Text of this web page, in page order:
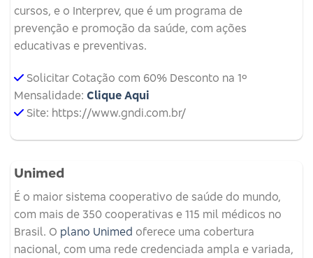
cursos, e o Interprev, que é um programa de
prevenção e promoção da saúde, com ações
educativas e preventivas.
Solicitar Cotação com 60% Desconto na 1º
Mensalidade: Clique Aqui
Site: https://www.gndi.com.br/
Unimed
É o maior sistema cooperativo de saúde do mundo,
com mais de 350 cooperativas e 115 mil médicos no
Brasil. O plano Unimed oferece uma cobertura
nacional, com uma rede credenciada ampla e variada,